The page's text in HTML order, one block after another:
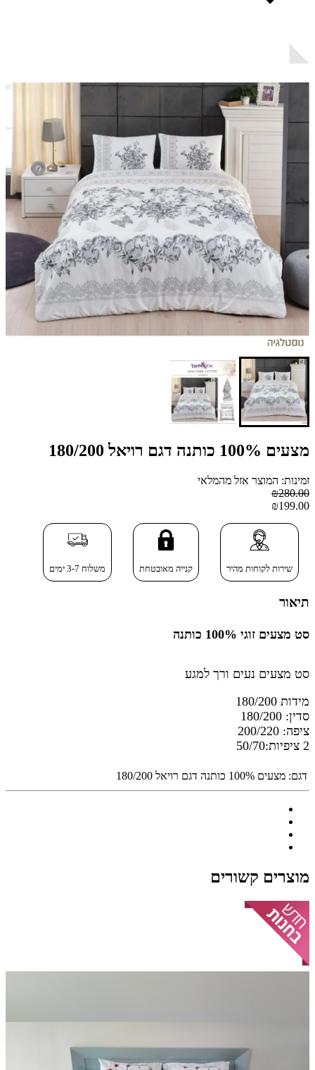
מצעים 100% כותנה דגם רויאל 180/200
זמינות: המוצר אזל מהמלאי
₪280.00
₪199.00
שירות לקוחות מהיר קנייה מאובטחת משלוח 3-7 ימים
תיאור
סט מצעים זוגי 100% כותנה
סט מצעים נעים ורך למגע
מידות 180/200
סדין: 180/200
ציפה: 200/220
2 ציפיות:50/70
דגם: מצעים 100% כותנה דגם רויאל 180/200
מוצרים קשורים